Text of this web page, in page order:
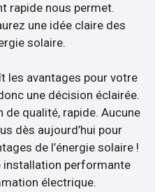
rapide nous permet.
une idée claire des
solaire.
les avantages pour votre
une décision éclairée.
de qualité, rapide. Aucune
dès aujourd’hui pour
de l’énergie solaire !
installation performante
électrique.